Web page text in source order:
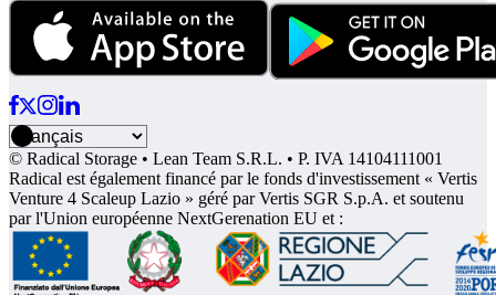
© Radical Storage • Lean Team S.R.L. • P. IVA 14104111001
Radical est également financé par le fonds d'investissement « Vertis
Venture 4 Scaleup Lazio » géré par Vertis SGR S.p.A. et soutenu
par l'Union européenne NextGerenation EU et :